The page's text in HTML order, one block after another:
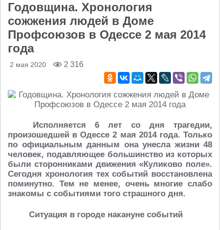
Годовщина. Хронология
сожжения людей в Доме
Профсоюзов в Одессе 2 мая 2014
года
2 мая 2020 2 316
Исполняется 6 лет со дня трагедии,
произошедшей в Одессе 2 мая 2014 года. Только
по официальным данным она унесла жизни 48
человек, подавляющее большинство из которых
были сторонниками движения «Куликово поле».
Сегодня хронология тех событий восстановлена
поминутно. Тем не менее, очень многие слабо
знакомы с событиями того страшного дня.
Ситуация в городе накануне событий